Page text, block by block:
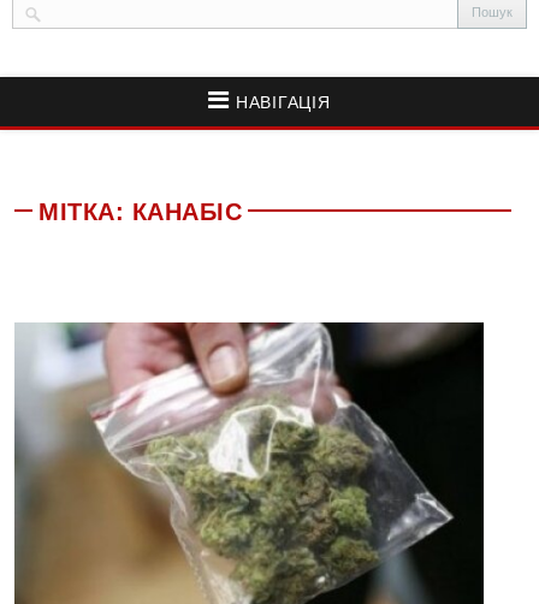
НАВІГАЦІЯ
МІТКА: КАНАБІС